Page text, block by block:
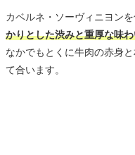
カベルネ・ソーヴィニヨン
かりとした渋みと重厚な味
なかでもとくに牛肉の赤身
て合います。